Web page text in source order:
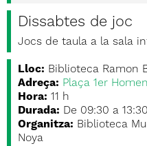
Dissabtes de joc
Jocs de taula a la sala
Lloc: Biblioteca Ramon
Adreça: Plaça 1er
Hora: 11 h
Durada: De 09:30 a 13:30
Organitza: Biblioteca
Noya